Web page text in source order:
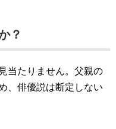
？
当たりません。父親の
、俳優説は断定しない